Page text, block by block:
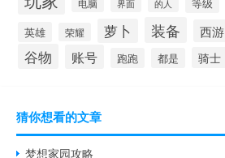
界面 的人
英雄 荣耀 萝卜 装备 西游
谷物 账号 跑跑 都是 骑士
猜你想看的文章
梦想家园攻略